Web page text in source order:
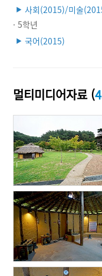
▶ 사회(2015)/미술
· 5학년
▶ 국어(2015)
멀티미디어자료 (